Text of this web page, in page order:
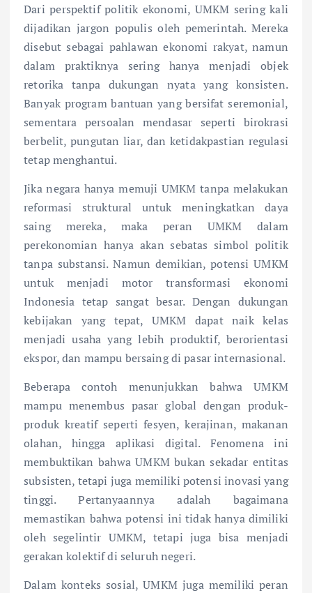
Dari perspektif politik ekonomi, UMKM sering kali
dijadikan jargon populis oleh pemerintah. Mereka
disebut sebagai pahlawan ekonomi rakyat, namun
dalam praktiknya sering hanya menjadi objek
retorika tanpa dukungan nyata yang konsisten.
Banyak program bantuan yang bersifat seremonial,
sementara persoalan mendasar seperti birokrasi
berbelit, pungutan liar, dan ketidakpastian regulasi
tetap menghantui.
Jika negara hanya memuji UMKM tanpa melakukan
reformasi struktural untuk meningkatkan daya
saing mereka, maka peran UMKM dalam
perekonomian hanya akan sebatas simbol politik
tanpa substansi. Namun demikian, potensi UMKM
untuk menjadi motor transformasi ekonomi
Indonesia tetap sangat besar. Dengan dukungan
kebijakan yang tepat, UMKM dapat naik kelas
menjadi usaha yang lebih produktif, berorientasi
ekspor, dan mampu bersaing di pasar internasional.
Beberapa contoh menunjukkan bahwa UMKM
mampu menembus pasar global dengan produk-
produk kreatif seperti fesyen, kerajinan, makanan
olahan, hingga aplikasi digital. Fenomena ini
membuktikan bahwa UMKM bukan sekadar entitas
subsisten, tetapi juga memiliki potensi inovasi yang
tinggi. Pertanyaannya adalah bagaimana
memastikan bahwa potensi ini tidak hanya dimiliki
oleh segelintir UMKM, tetapi juga bisa menjadi
gerakan kolektif di seluruh negeri.
Dalam konteks sosial, UMKM juga memiliki peran